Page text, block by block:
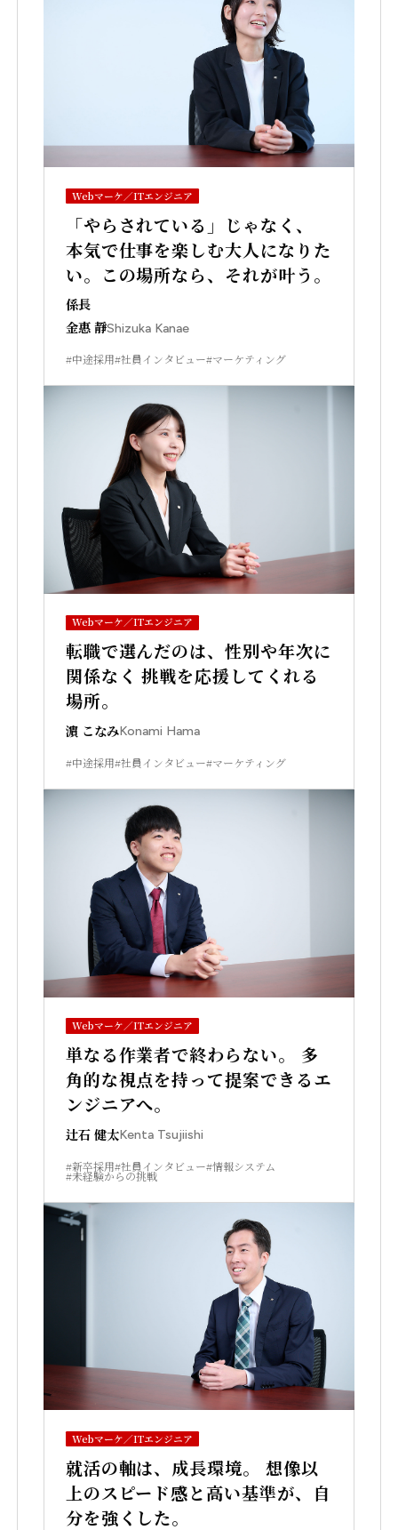
Webマーケ／ITエンジニア
「やらされている」じゃなく、
本気で仕事を楽しむ大人になりた
い。この場所なら、それが叶う。
係長
金惠 靜Shizuka Kanae
#中途採用#社員インタビュー#マーケティング
Webマーケ／ITエンジニア
転職で選んだのは、性別や年次に
関係なく 挑戦を応援してくれる
場所。
濵 こなみKonami Hama
#中途採用#社員インタビュー#マーケティング
Webマーケ／ITエンジニア
単なる作業者で終わらない。 多
角的な視点を持って提案できるエ
ンジニアへ。
辻石 健太Kenta Tsujiishi
#新卒採用#社員インタビュー#情報システム
#未経験からの挑戦
Webマーケ／ITエンジニア
就活の軸は、成長環境。 想像以
上のスピード感と高い基準が、自
分を強くした。